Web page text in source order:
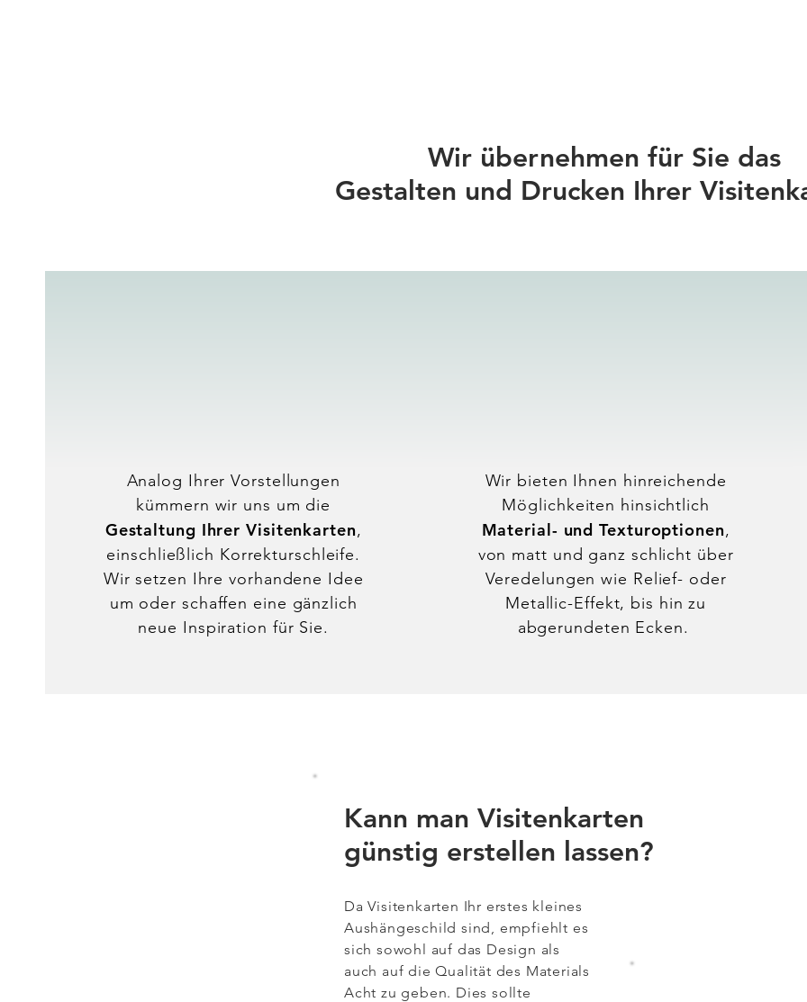
Wir übernehmen für Sie das
Gestalten und Drucken Ihrer
Analog Ihrer Vorstellungen
kümmern wir uns um die
Gestaltung Ihrer Visitenkarten,
einschließlich Korrekturschleife.
Wir setzen Ihre vorhandene Idee
um oder schaffen eine gänzlich
neue Inspiration für Sie.
Wir bieten Ihnen hinreichende
Möglichkeiten hinsichtlich
Material- und Texturoptionen,
von matt und ganz schlicht über
Veredelungen wie Relief- oder
Metallic-Effekt, bis hin zu
abgerundeten Ecken.
Kann man Visitenkarten
günstig erstellen lassen?
Da Visitenkarten Ihr erstes kleines
Aushängeschild sind, empfiehlt es
sich sowohl auf das Design als
auch auf die Qualität des Materials
Acht zu geben. Dies sollte